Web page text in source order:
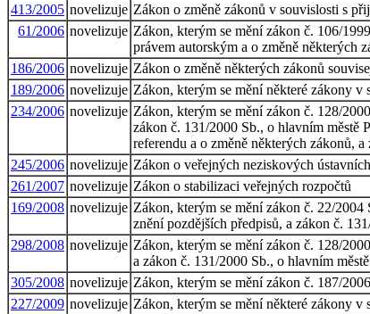
413/2005 novelizuje Zákon o změně zákonů v souvislosti s
61/2006 novelizuje Zákon, kterým se mění zákon č. 106/
právem autorským a o změně některých
186/2006 novelizuje Zákon o změně některých zákonů
189/2006 novelizuje Zákon, kterým se mění některé zákony
234/2006 novelizuje Zákon, kterým se mění zákon č. 128/
zákon č. 131/2000 Sb., o hlavním městě
referendu a o změně některých zákonů,
245/2006 novelizuje Zákon o veřejných neziskových
261/2007 novelizuje Zákon o stabilizaci veřejných rozpočtů
169/2008 novelizuje Zákon, kterým se mění zákon č. 22/
znění pozdějších předpisů, a zákon č.
298/2008 novelizuje Zákon, kterým se mění zákon č. 128/
a zákon č. 131/2000 Sb., o hlavním
305/2008 novelizuje Zákon, kterým se mění zákon č. 187/
227/2009 novelizuje Zákon, kterým se mění některé zákony